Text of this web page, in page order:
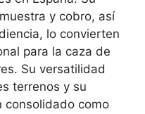
y cobro, así
lo convierten
para la caza de
Su versatilidad
terrenos y su
consolidado como